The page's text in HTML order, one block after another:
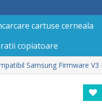
cartuse cerneala
copiatoare
Samsung Firmware